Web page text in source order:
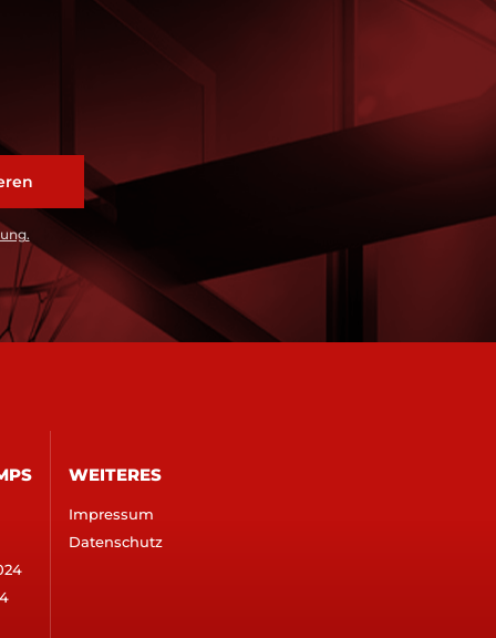
WEITERES
Impressum
Datenschutz